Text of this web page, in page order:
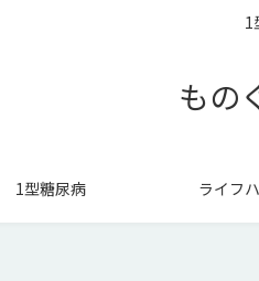
1
もの
1型糖尿病 ライフ